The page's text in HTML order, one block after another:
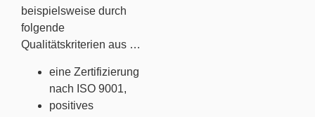
beispielsweise durch
folgende
Qualitätskriterien aus …
eine Zertifizierung
nach ISO 9001,
positives